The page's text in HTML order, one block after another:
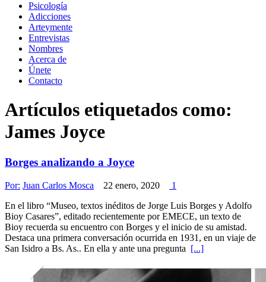
Psicología
Adicciones
Arteymente
Entrevistas
Nombres
Acerca de
Únete
Contacto
Artículos etiquetados como:
James Joyce
Borges analizando a Joyce
Por: Juan Carlos Mosca 22 enero, 2020
1
En el libro “Museo, textos inéditos de Jorge Luis Borges y Adolfo
Bioy Casares”, editado recientemente por EMECE, un texto de
Bioy recuerda su encuentro con Borges y el inicio de su amistad.
Destaca una primera conversación ocurrida en 1931, en un viaje de
San Isidro a Bs. As.. En ella y ante una pregunta [...]